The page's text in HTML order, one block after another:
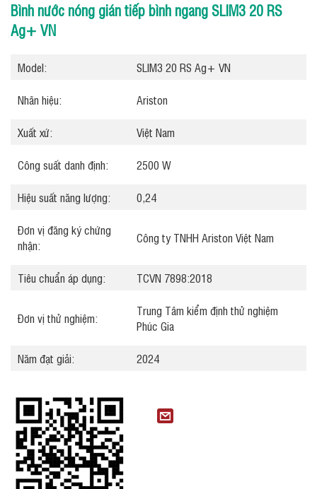
Bình nước nóng gián tiếp bình ngang SLIM3 20 RS
Ag+ VN
Model: SLIM3 20 RS Ag+ VN
Nhãn hiệu: Ariston
Xuất xứ: Việt Nam
Công suất danh định: 2500 W
Hiệu suất năng lượng: 0,24
Đơn vị đăng ký chứng
nhận:
Công ty TNHH Ariston Việt Nam
Tiêu chuẩn áp dụng: TCVN 7898:2018
Đơn vị thử nghiệm:
Trung Tâm kiểm định thử nghiệm
Phúc Gia
Năm đạt giải: 2024